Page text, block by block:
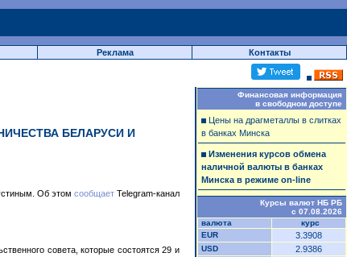
Реклама Контакты
БЕЛАРУСИ И
Об этом сообщает Telegram-канал
совета, которые состоятся 29 и
Финансовая информация
в свободном доступе
Цены на драгметаллы в слитках
в банках Минска
Изменения курсов обмена
наличной валюты в банках
Минска в режиме on-line
Курсы валют НБ РБ
с 07.08.2026
валюта
курс
EUR
3.3908
USD 2.9386